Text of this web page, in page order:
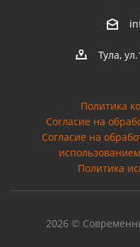
Тула,
Политика
Согласие на
Cогласие на
Политика
2026 ©